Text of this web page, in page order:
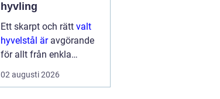
hyvling
Ett skarpt och rätt valt
hyvelstål äravgörande
för allt från enkla
hobbyprojekt i
verkstaden till
02 augusti 2026